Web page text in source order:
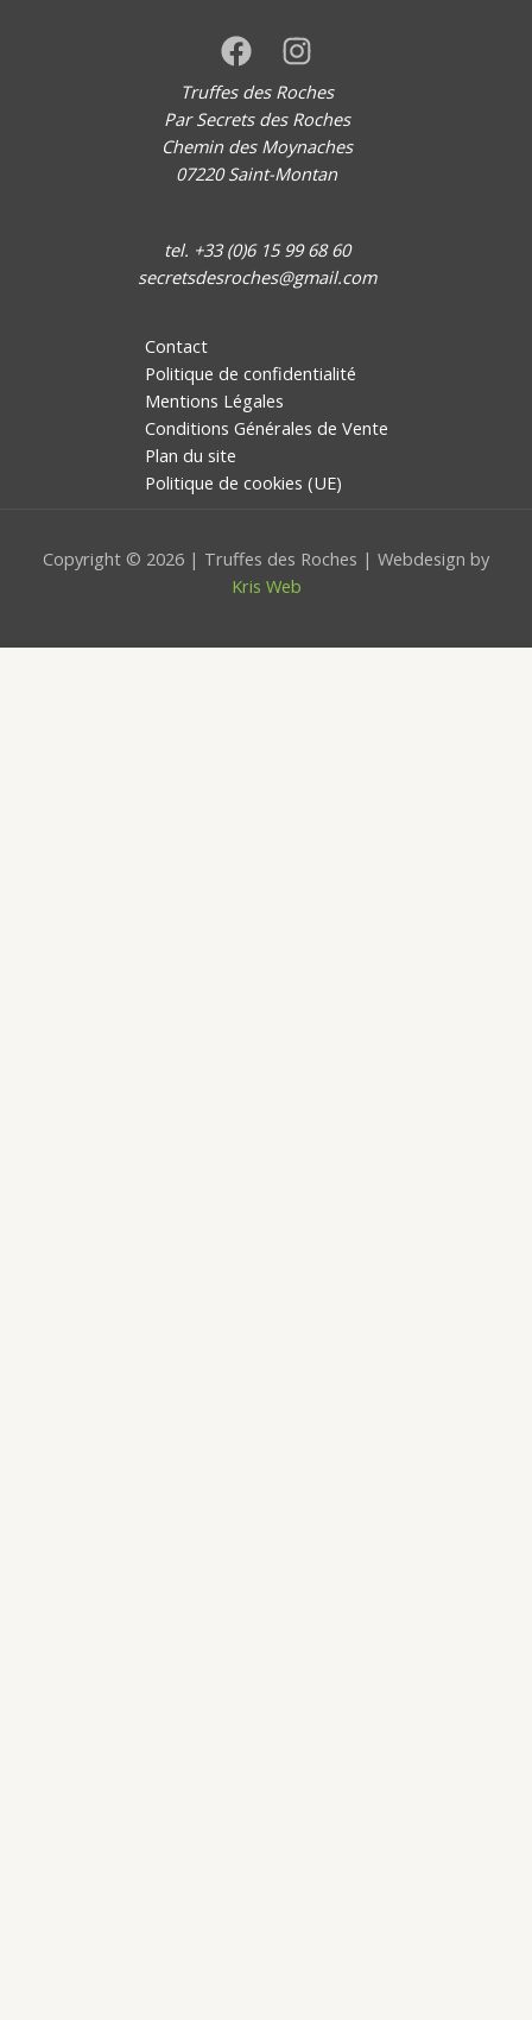
Truffes des Roches
Par Secrets des Roches
Chemin des Moynaches
07220 Saint-Montan
tel. +33 (0)6 15 99 68 60
secretsdesroches@gmail.com
Contact
Politique de confidentialité
Mentions Légales
Conditions Générales de Vente
Plan du site
Politique de cookies (UE)
Copyright © 2026 | Truffes des Roches | Webdesign by
Kris Web